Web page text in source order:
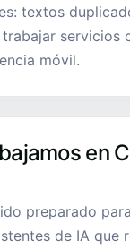
textos
servicios
móvil.
en
preparado
de IA que